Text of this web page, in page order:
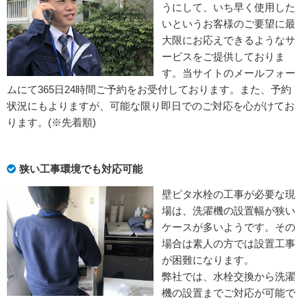
うにして、いち早く使用した
いというお客様のご要望に最
大限にお応えできるようなサ
ービスをご提供しておりま
す。当サイトのメールフォー
ムにて365日24時間ご予約をお受付しております。また、予約
状況にもよりますが、可能な限り即日でのご対応を心がけてお
ります。(※先着順)
狭い工事環境でも対応可能
壁ピタ水栓の工事が必要な現
場は、洗濯機の設置幅が狭い
ケースが多いようです。その
場合は素人の方では設置工事
が困難になります。
弊社では、水栓交換から洗濯
機の設置までご対応が可能で